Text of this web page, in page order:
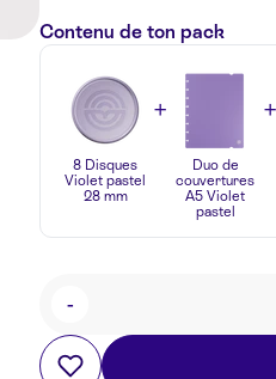
Contenu de ton pack
8 Disques
Violet pastel
28 mm
+
Duo de
couvertures
A5 Violet
pastel
+
-